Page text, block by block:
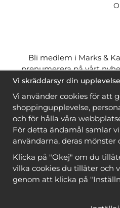
Bli medlem i Marks &
prenumerera på vårt
ner många mönstergratis
när du handlar garn till
är
gratis när du
Bli
Vi skräddarsyr din upplevelse
Vi använder cookies för att
shoppingupplevelse,
och för hålla våra
För detta ändamål samlar
användarna, deras mönster
Klicka på "Okej" om du
vilka cookies du tillåter och
genom att klicka på